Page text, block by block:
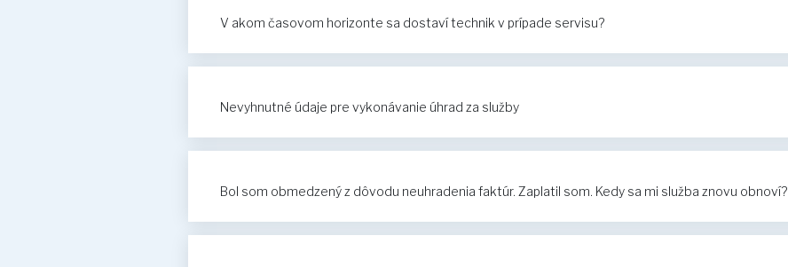
V akom časovom horizonte sa dostaví technik v prípade servisu?
Nevyhnutné údaje pre vykonávanie úhrad za služby
Bol som obmedzený z dôvodu neuhradenia faktúr. Zaplatil som. Kedy sa mi služba znovu obnoví?